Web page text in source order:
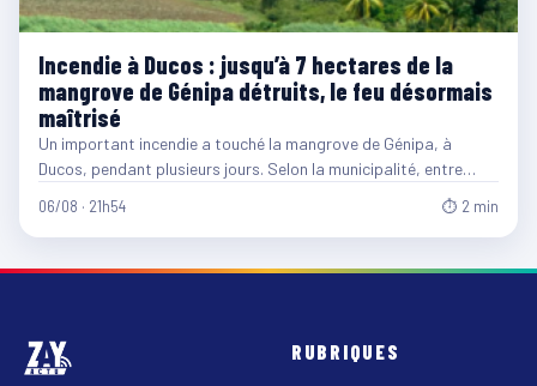
Incendie à Ducos : jusqu’à 7 hectares de la
mangrove de Génipa détruits, le feu désormais
maîtrisé
Un important incendie a touché la mangrove de Génipa, à
Ducos, pendant plusieurs jours. Selon la municipalité, entre…
06/08 · 21h54 ⏱ 2 min
RUBRIQUES